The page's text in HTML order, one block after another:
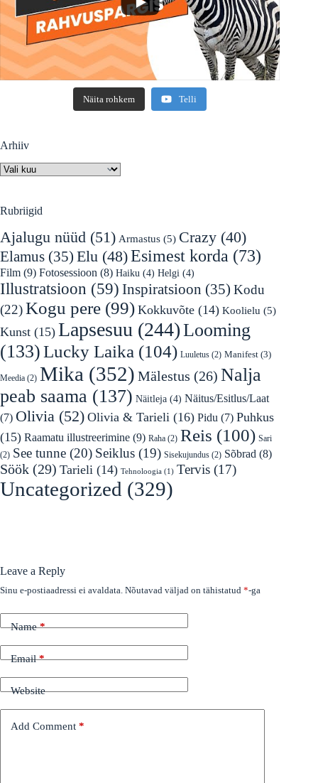
Näita rohkem Telli
Arhiiv
Arhiiv
Rubriigid
Ajalugu nüüd (51) Armastus (5) Crazy (40)
Elamus (35) Elu (48)Esimest korda (73)
Film (9) Fotosessioon (8) Haiku (4) Helgi (4)
Illustratsioon (59) Inspiratsioon (35) Kodu
(22)Kogu pere (99) Kokkuvõte (14) Koolielu (5)
Kunst (15) Lapsesuu (244)Looming
(133)Lucky Laika (104) Luuletus (2) Manifest (3)
Meedia (2) Mika (352) Mälestus (26) Nalja
peab saama (137) Näitleja (4) Näitus/Esitlus/Laat
(7) Olivia (52) Olivia & Tarieli (16) Pidu (7) Puhkus
(15) Raamatu illustreerimine (9) Raha (2) Reis (100) Sari
(2) See tunne (20) Seiklus (19) Sisekujundus (2) Sõbrad (8)
Söök (29) Tarieli (14) Tehnoloogia (1) Tervis (17)
Uncategorized (329)
Leave a Reply
Sinu e-postiaadressi ei avaldata. Nõutavad väljad on tähistatud *-ga
Name*
Email*
Website
Add Comment *